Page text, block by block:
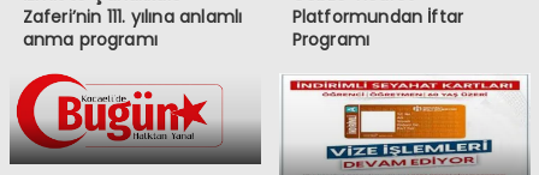
Zaferi’nin 111. yılına anlamlı
anma programı
Platformundan İftar
Programı